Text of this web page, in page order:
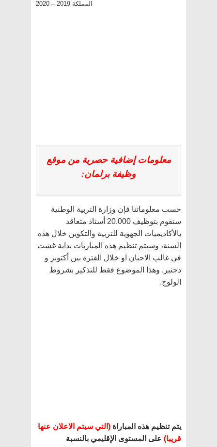
معلومات إضافية حصرية من موقع
وظيفة برلمان:
حسب معلوماتنا فإن وزارة التربية الوطنية
ستقوم بتوظيف 20.000 أستاذ متعاقد
بالأكاديميات الجهوية للتربية والتكوين خلال هذه
السنة، وسيتم تنظيم هذه المباريات بداية غشت
في غالب الاحيان او خلال الفترة بين أكتوبر و
دجنبر. وهذا الموضوع فقط للتذكير بشروط
الولوج.
يتم تنظيم هذه المباراة (التي سيتم الاعلان عنها
قريبا) على المستوى الإقليمي بالنسبة